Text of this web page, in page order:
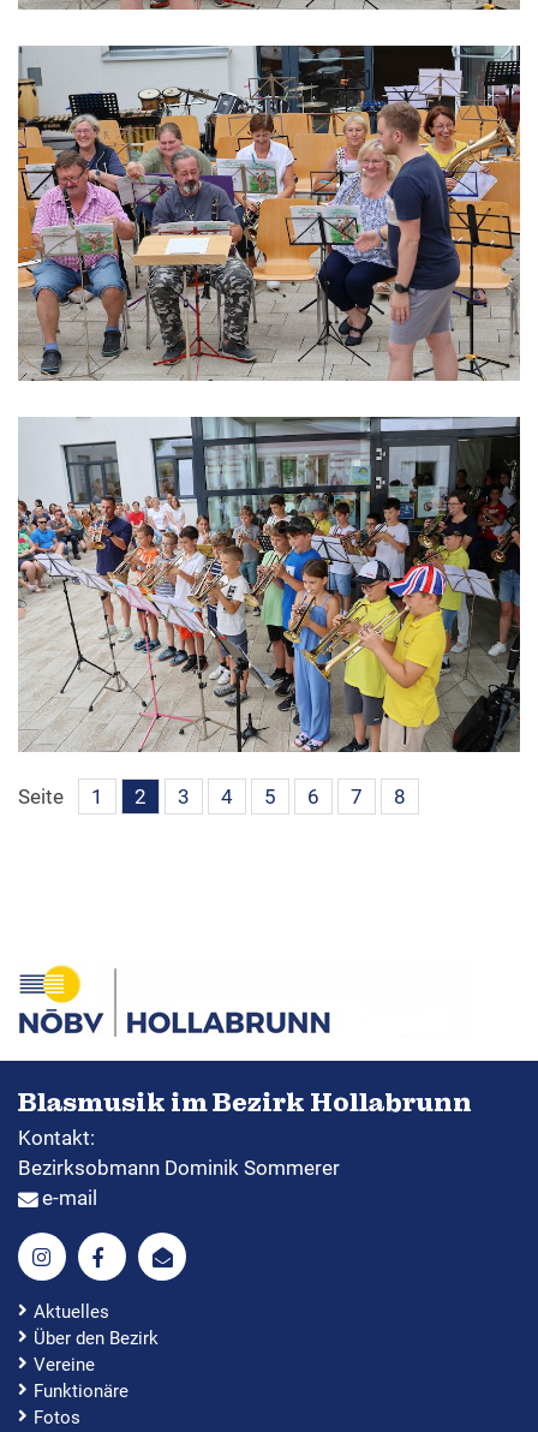
Seite 1 2 3 4 5 6 7 8
Blasmusik im Bezirk Hollabrunn
Kontakt:
Bezirksobmann Dominik Sommerer
e-mail
Aktuelles
Über den Bezirk
Vereine
Funktionäre
Fotos